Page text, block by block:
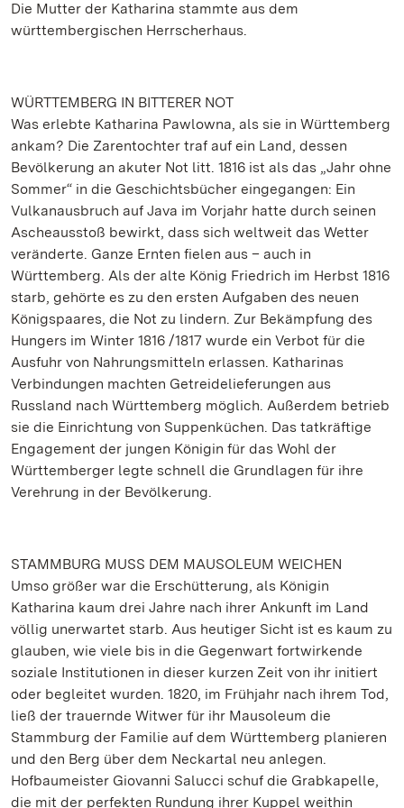
Die Mutter der Katharina stammte aus dem
württembergischen Herrscherhaus.
WÜRTTEMBERG IN BITTERER NOT
Was erlebte Katharina Pawlowna, als sie in Württemberg
ankam? Die Zarentochter traf auf ein Land, dessen
Bevölkerung an akuter Not litt. 1816 ist als das „Jahr ohne
Sommer“ in die Geschichtsbücher eingegangen: Ein
Vulkanausbruch auf Java im Vorjahr hatte durch seinen
Ascheausstoß bewirkt, dass sich weltweit das Wetter
veränderte. Ganze Ernten fielen aus – auch in
Württemberg. Als der alte König Friedrich im Herbst 1816
starb, gehörte es zu den ersten Aufgaben des neuen
Königspaares, die Not zu lindern. Zur Bekämpfung des
Hungers im Winter 1816 /1817 wurde ein Verbot für die
Ausfuhr von Nahrungsmitteln erlassen. Katharinas
Verbindungen machten Getreidelieferungen aus
Russland nach Württemberg möglich. Außerdem betrieb
sie die Einrichtung von Suppenküchen. Das tatkräftige
Engagement der jungen Königin für das Wohl der
Württemberger legte schnell die Grundlagen für ihre
Verehrung in der Bevölkerung.
STAMMBURG MUSS DEM MAUSOLEUM WEICHEN
Umso größer war die Erschütterung, als Königin
Katharina kaum drei Jahre nach ihrer Ankunft im Land
völlig unerwartet starb. Aus heutiger Sicht ist es kaum zu
glauben, wie viele bis in die Gegenwart fortwirkende
soziale Institutionen in dieser kurzen Zeit von ihr initiert
oder begleitet wurden. 1820, im Frühjahr nach ihrem Tod,
ließ der trauernde Witwer für ihr Mausoleum die
Stammburg der Familie auf dem Württemberg planieren
und den Berg über dem Neckartal neu anlegen.
Hofbaumeister Giovanni Salucci schuf die Grabkapelle,
die mit der perfekten Rundung ihrer Kuppel weithin